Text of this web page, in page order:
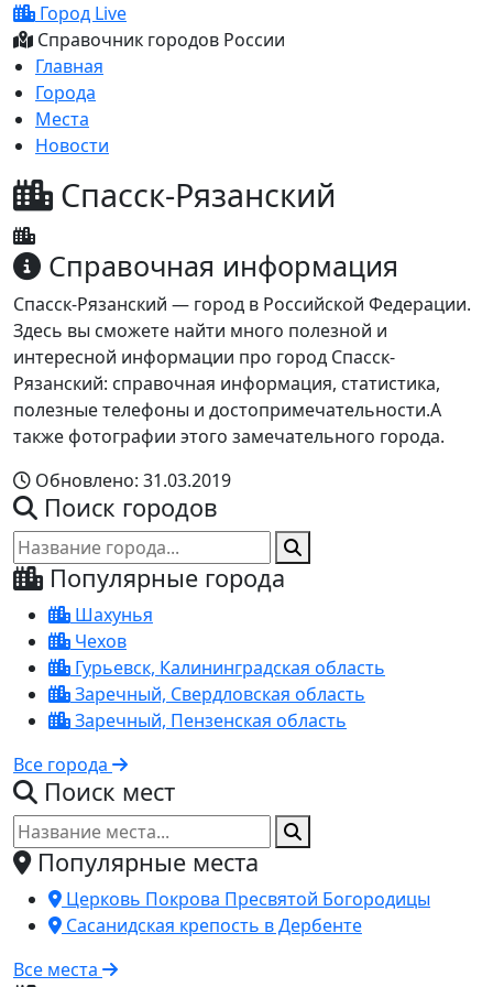
Город Live
Справочник городов России
Главная
Города
Места
Новости
Спасск-Рязанский
Справочная информация
Спасск-Рязанский — город в Российской Федерации.
Здесь вы сможете найти много полезной и
интересной информации про город Спасск-
Рязанский: справочная информация, статистика,
полезные телефоны и достопримечательности.А
также фотографии этого замечательного города.
Обновлено: 31.03.2019
Поиск городов
Популярные города
Шахунья
Чехов
Гурьевск, Калининградская область
Заречный, Свердловская область
Заречный, Пензенская область
Все города
Поиск мест
Популярные места
Церковь Покрова Пресвятой Богородицы
Сасанидская крепость в Дербенте
Все места